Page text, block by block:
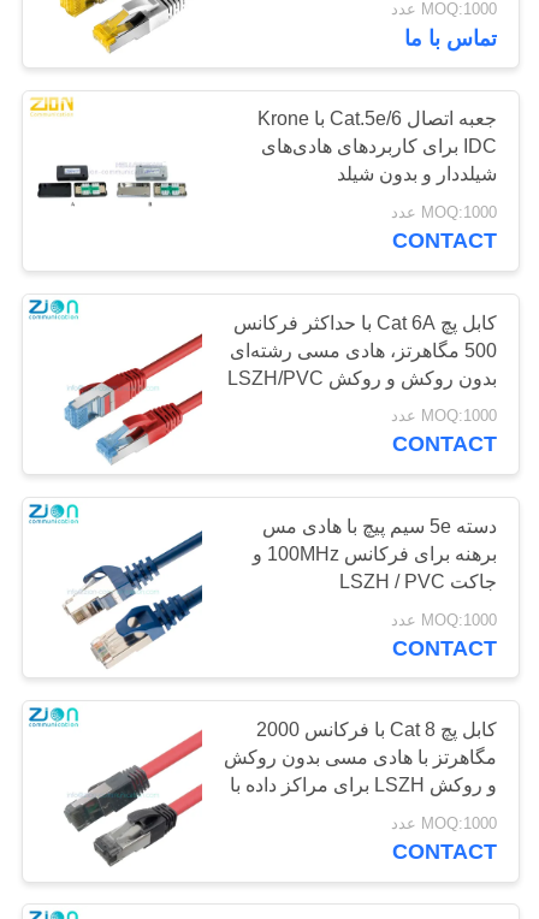
کابل شبکه LAN
112
کابل مقاوم در برابر
آتش
51
کابل هشدار امنیتی
37
کابل صدا و تصویر
110
MOQ:1000 عدد
تماس با ما
جعبه اتصال Cat.5e/6 با Krone
IDC برای کاربردهای هادی‌های
شیلددار و بدون شیلد
MOQ:1000 عدد
CONTACT
کابل پچ Cat 6A با حداکثر فرکانس
500 مگاهرتز، هادی مسی رشته‌ای
بدون روکش و روکش LSZH/PVC
برای شبکه LAN
MOQ:1000 عدد
CONTACT
دسته 5e سیم پیچ با هادی مس
برهنه برای فرکانس 100MHz و
جاکت LSZH / PVC
MOQ:1000 عدد
CONTACT
کابل پچ Cat 8 با فرکانس 2000
مگاهرتز با هادی مسی بدون روکش
و روکش LSZH برای مراکز داده با
سرعت بالا
MOQ:1000 عدد
CONTACT